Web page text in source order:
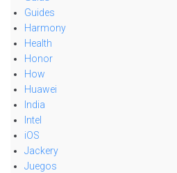
Guides
Harmony
Health
Honor
How
Huawei
India
Intel
iOS
Jackery
Juegos